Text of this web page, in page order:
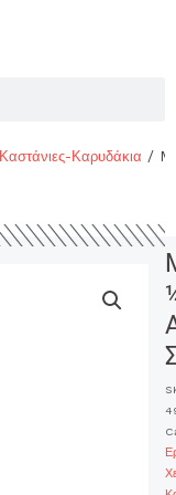
Καστάνιες-Καρυδάκια /